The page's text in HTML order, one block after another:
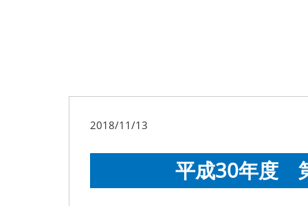
2018/11/13
平成30年度